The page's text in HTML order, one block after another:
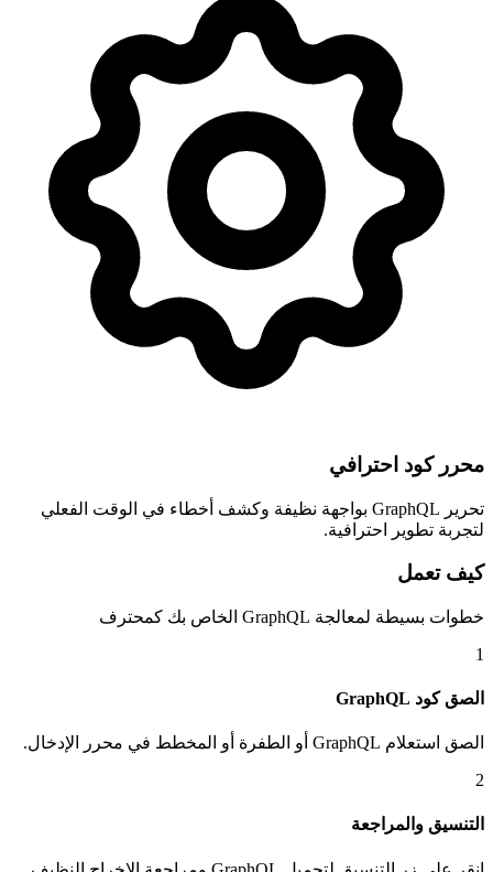
محرر كود احترافي
تحرير GraphQL بواجهة نظيفة وكشف أخطاء في الوقت الفعلي
لتجربة تطوير احترافية.
كيف تعمل
خطوات بسيطة لمعالجة GraphQL الخاص بك كمحترف
1
الصق كود GraphQL
الصق استعلام GraphQL أو الطفرة أو المخطط في محرر الإدخال.
2
التنسيق والمراجعة